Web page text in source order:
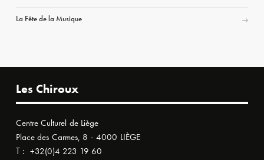
La Fête de la Musique
Les Chiroux
Centre Culturel de Liège
Place des Carmes, 8 - 4000 LIÈGE
T : +32(0)4 223 19 60